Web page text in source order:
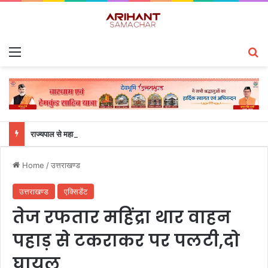
राज्यपाल से महालेखाकार, लेखापरीक्षा उत्तराखंड संजीव कुमार ने की शिष्टाचार भेंट
Home /उत्तराखण्ड
उत्तराखण्ड एक्सिडेंट
तेज रफतार महिंद्रा थार वाहन
पहाड़ से टकराकर पर पलटी,दो